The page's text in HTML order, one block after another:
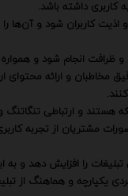
کاربری داشته باشد.
اذیت کاربران شود و آن‌ها
ظرافت انجام شود و
مخاطبان و ارائه محتوای
و ارتباطی تنگاتنگ و
مشتریان از تجربه
را افزایش دهد و به
یکپارچه و هماهنگ از